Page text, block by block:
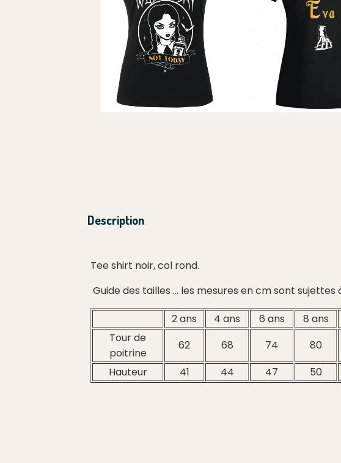
Description
Tee shirt noir, col rond.
Guide des tailles ... les mesures en cm sont
2 ans
4 ans 6 ans 8 ans
Tour de
poitrine
62 68 74 80
Hauteur
41 44 47 50